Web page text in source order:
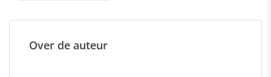
Over de auteur